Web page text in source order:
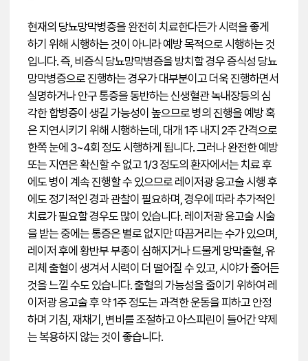
현재의 당뇨망막병증을 완전히 치료한다든가 시력을 좋게
하기 위해 시행하는 것이 아니라 예방 목적으로 시행하는 것
입니다. 즉, 비증식 당뇨망막병증을 방치할 경우 증식성 당뇨
망막병증으로 진행하는 경우가 대부분이고 더욱 진행하면서
실명하거나 안구 통증을 동반하는 신생혈관 녹내장등의 심
각한 합병증이 생길 가능성이 높으므로 병의 진행을 예방 혹
은 지연시키기 위해 시행하는데, 대개 1주 내지 2주 간격으로
한쪽 눈에 3~4회 정도 시행하게 됩니다. 그러나 완전한 예방
또는 지연은 확신할 수 없고 1/3 정도의 환자에서는 치료 후
에도 병이 계속 진행할 수 있으므로 레이저광 응고술 시행 후
에도 정기적인 경과 관찰이 필요하며, 경우에 따라 추가적인
치료가 필요할 경우도 많이 있습니다. 레이저광 응고술 시술
을 받는 중에는 통증은 별로 없지만 따끔거리는 수가 있으며,
레이저 후에 황반부 부종이 심해지거나 드물게 망막출혈, 유
리체 출혈이 생겨서 시력이 더 떨어질 수 있고, 시야가 줄어든
것을 느낄 수도 있습니다. 출혈의 가능성을 줄이기 위하여 레
이저광 응고술 후 약 1주 정도는 과격한 운동을 피하고 안정
하며 기침, 재채기, 변비를 조절하고 아스피린이 들어간 약제
는 복용하지 않는 것이 좋습니다.